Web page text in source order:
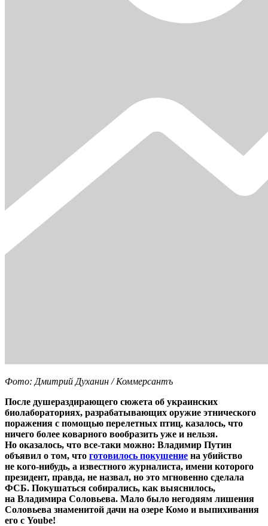
Фото: Дмитрий Духанин / Коммерсантъ
После душераздирающего сюжета об украинских
биолабораториях, разрабатывающих оружие этнического
поражения с помощью перелетных птиц, казалось, что
ничего более коварного вообразить уже и нельзя.
Но оказалось, что все-таки можно: Владимир Путин
объявил о том, что готовилось покушение на убийство
не кого-нибудь, а известного журналиста, имени которого
президент, правда, не назвал, но это мгновенно сделала
ФСБ. Покушаться собирались, как выяснилось,
на Владимира Соловьева. Мало было негодяям лишения
Соловьева знаменитой дачи на озере Комо и выпихивания
его с Yoube!